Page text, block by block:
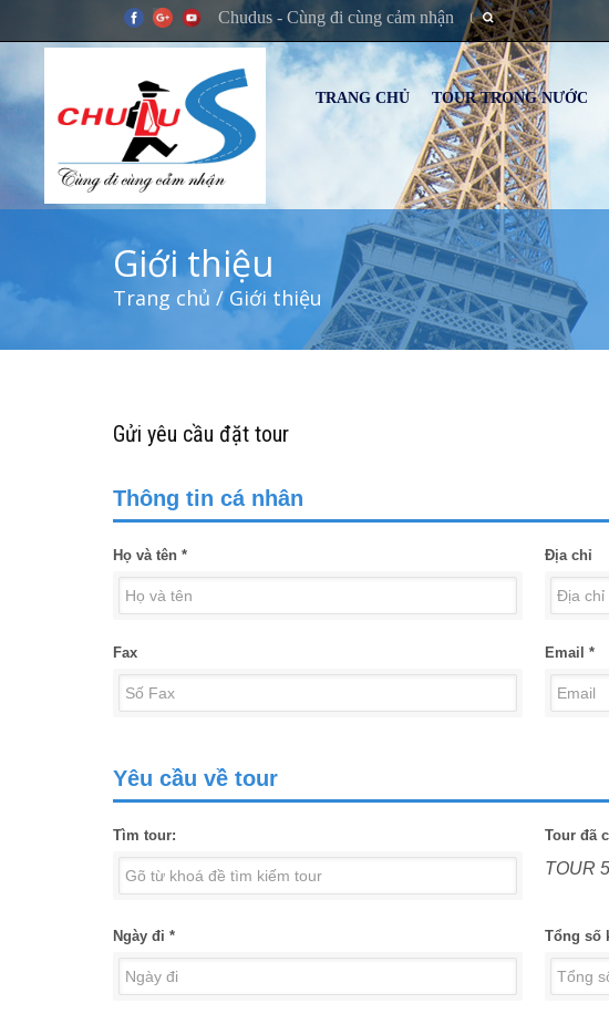
Chudus - Cùng đi cùng cảm nhận
TRANG CHỦ TOUR TRONG NƯỚC
Giới thiệu
Trang chủ / Giới thiệu
Gửi yêu cầu đặt tour
Thông tin cá nhân
Họ và tên * Địa chỉ
Fax Email *
Yêu cầu về tour
Tìm tour: Tour đã
TOUR
Ngày đi * Tổng số